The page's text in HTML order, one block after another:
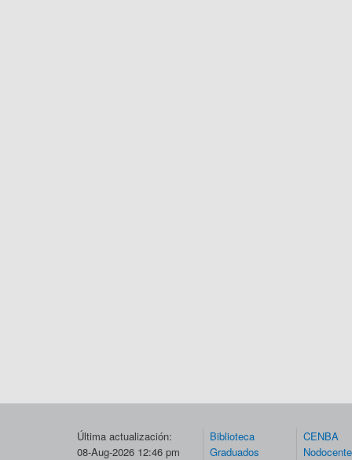
Última actualización:
08-Aug-2026 12:46 pm
Biblioteca
Graduados
CENBA